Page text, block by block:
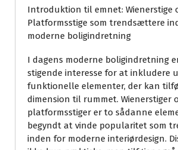
Introduktion til emnet: Wienerstige
Platformsstige som trendsættere
moderne boligindretning
I dagens moderne boligindretning
stigende interesse for at inkludere
funktionelle elementer, der kan
dimension til rummet. Wienerstiger
platformsstiger er to sådanne
begyndt at vinde popularitet som
inden for moderne interiørdesign.